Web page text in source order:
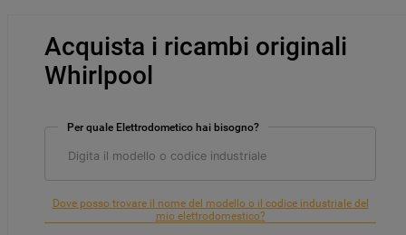
Acquista i ricambi originali
Whirlpool
Per quale Elettrodometico hai bisogno?
Dove posso trovare il nome del modello o il codice industriale del
mio elettrodomestico?